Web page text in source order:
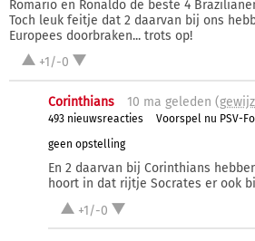
Romario en Ronaldo de beste 4
Toch leuk feitje dat 2 daarvan bij ons
Europees doorbraken... trots op!
+1/-0
Corinthians 10 ma geleden (
493 nieuwsreacties
Voorspel nu PSV-
geen opstelling
En 2 daarvan bij Corinthians
hoort in dat rijtje Socrates er ook
+1/-0